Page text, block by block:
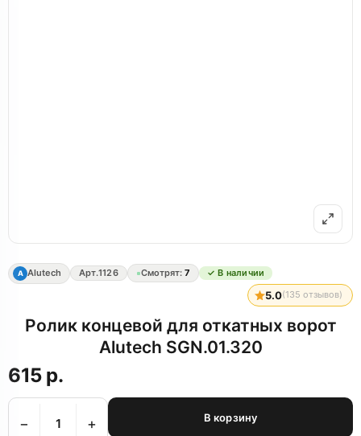
A Alutech Арт.1126 Смотрят: 7 ✓ В наличии
5.0(135 отзывов)
Ролик концевой для откатных ворот
Alutech SGN.01.320
615 р.
− + В корзину